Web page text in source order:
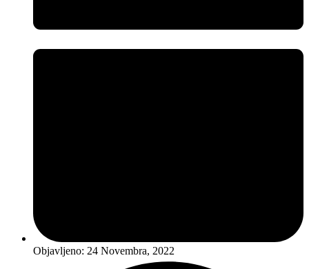
Objavljeno: 24 Novembra, 2022